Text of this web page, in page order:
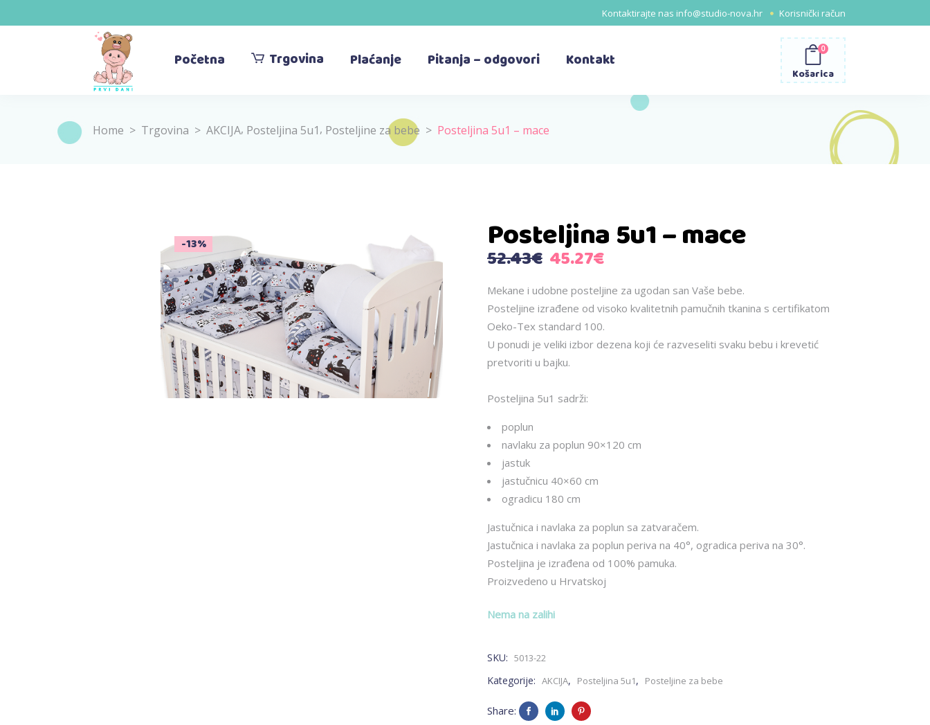
Kontaktirajte nas info@studio-nova.hr Korisnički račun
Početna Trgovina Plaćanje Pitanja – odgovori Kontakt
Košarica
0
Home > Trgovina > AKCIJA, Posteljina 5u1, Posteljine za bebe > Posteljina 5u1 – mace
Sold
-13% Posteljina 5u1 – mace
52.43€ Izvorna
bila
je:
52.43€.
45.27€Trenutna
je:
45.27€.
Mekane i udobne posteljine za ugodan san Vaše bebe.
Posteljine izrađene od visoko kvalitetnih pamučnih tkanina s certifikatom
Oeko-Tex standard 100.
U ponudi je veliki izbor dezena koji će razveseliti svaku bebu i krevetić
pretvoriti u bajku.
Posteljina 5u1 sadrži:
poplun
navlaku za poplun 90×120 cm
jastuk
jastučnicu 40×60 cm
ogradicu 180 cm
Jastučnica i navlaka za poplun sa zatvaračem.
Jastučnica i navlaka za poplun periva na 40°, ogradica periva na 30°.
Posteljina je izrađena od 100% pamuka.
Proizvedeno u Hrvatskoj
Nema na zalihi
SKU: 5013-22
Kategorije: AKCIJA, Posteljina 5u1, Posteljine za bebe
Share: